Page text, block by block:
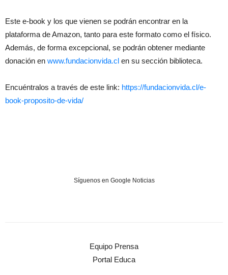
Este e-book y los que vienen se podrán encontrar en la
plataforma de Amazon, tanto para este formato como el físico.
Además, de forma excepcional, se podrán obtener mediante
donación en www.fundacionvida.cl en su sección biblioteca.
Encuéntralos a través de este link: https://fundacionvida.cl/e-
book-proposito-de-vida/
Síguenos en Google Noticias
Equipo Prensa
Portal Educa